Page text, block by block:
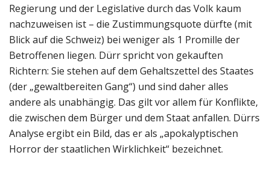
Regierung und der Legislative durch das Volk kaum
nachzuweisen ist – die Zustimmungsquote dürfte (mit
Blick auf die Schweiz) bei weniger als 1 Promille der
Betroffenen liegen. Dürr spricht von gekauften
Richtern: Sie stehen auf dem Gehaltszettel des Staates
(der „gewaltbereiten Gang“) und sind daher alles
andere als unabhängig. Das gilt vor allem für Konflikte,
die zwischen dem Bürger und dem Staat anfallen. Dürrs
Analyse ergibt ein Bild, das er als „apokalyptischen
Horror der staatlichen Wirklichkeit“ bezeichnet.